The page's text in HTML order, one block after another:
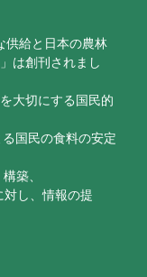
供給と日本の農林
は創刊されまし
大切にする国民的
国民の食料の安定
築、
し、情報の提